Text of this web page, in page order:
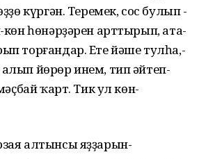
күргән.­ Теремек,­ сос­ булып
һөнәрҙәрен­ арттырып,­ ата-
торғандар.­ Ете­ йәше­ тулһа,­
йөрөр ­инем,­ тип­ әйтеп­
­ҡарт. ­Тик­ ул­ көн­
алтынсы­ яҙҙарын­